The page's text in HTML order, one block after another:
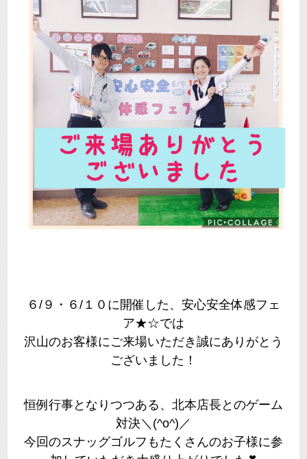
６/９・６/１０に開催した、安心安全体感フェ
ア★☆では
沢山のお客様にご来場いただき誠にありがとう
ございました！
恒例行事となりつつある、北本店長とのゲーム
対決＼(^o^)／
今回のスナッグゴルフもたくさんのお子様に参